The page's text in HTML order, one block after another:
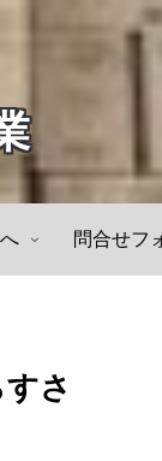
問合せフ
さ